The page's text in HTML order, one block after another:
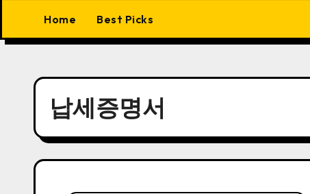
Home Best Picks
납세증명서